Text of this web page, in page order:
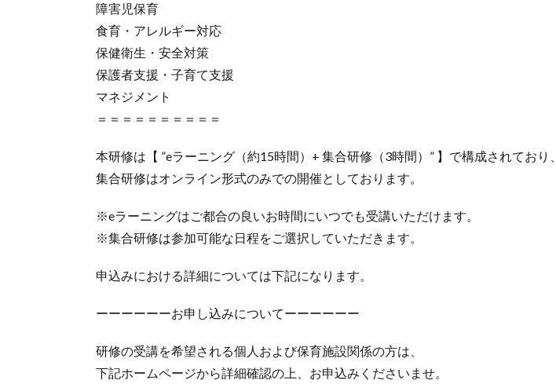
障害児保育
食育・アレルギー対応
保健衛生・安全対策
保護者支援・子育て支援
マネジメント
＝＝＝＝＝＝＝＝＝＝
本研修は【 ”eラーニング（約15時間）+ 集合研修（3時間）” 】で構成されており、
集合研修はオンライン形式のみでの開催としております。
※eラーニングはご都合の良いお時間にいつでも受講いただけます。
※集合研修は参加可能な日程をご選択していただきます。
申込みにおける詳細については下記になります。
ーーーーーーお申し込みについてーーーーーー
研修の受講を希望される個人および保育施設関係の方は、
下記ホームページから詳細確認の上、お申込みくださいませ。